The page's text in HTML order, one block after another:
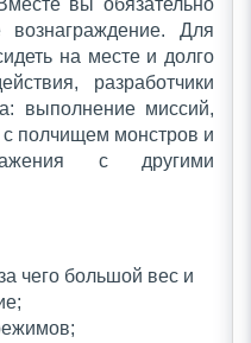
вы обязательно
Для
на месте и долго
разработчики
выполнение миссий,
полчищем монстров и
с другими
чего большой вес и